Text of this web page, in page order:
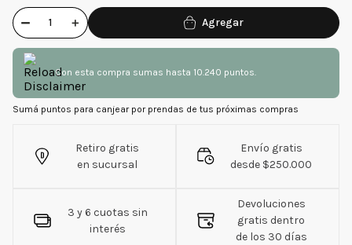
＋
－
Con esta compra sumas hasta 10.240 puntos.
Sumá puntos para canjear por prendas de tus próximas compras
Retiro gratis
en sucursal
Envío gratis
desde $250.000
3 y 6 cuotas sin
interés
Devoluciones
gratis dentro
de los 30 días